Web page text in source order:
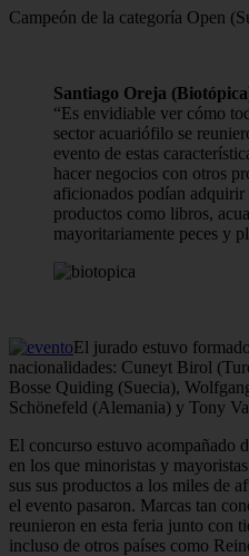
Campeón de la categoría Open
Santiago Oreja
“Es envidiable ver cómo
sector acuariófilo se
evento de estas
hacer negocios con otros
aficionados podían adquirir
productos como libros,
mayoritariamente peces y
El jurado estuvo
nacionalidades: Cuneyt Birol
Bosse Quiding (Suecia),
Schönefeld (Alemania) y Tony
El concurso estuvo acompañado
en los que minoristas y
sus sus productos a los miles de
el evento pasaron. Marcas tan
reunieron en esta feria junto con
incluso de otros países como